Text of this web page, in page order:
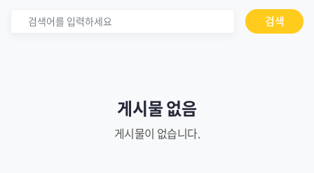
검색
게시물 없음
게시물이 없습니다.